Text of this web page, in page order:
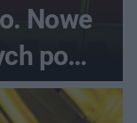
Nowe
po